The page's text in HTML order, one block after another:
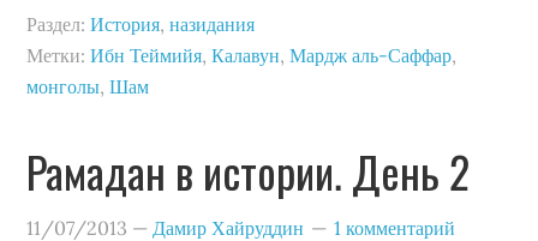
Раздел:История,назидания
Метки:Ибн Теймийя,Калавун,Мардж аль-Саффар,
монголы,Шам
Рамадан в истории. День 2
11/07/2013 —Дамир Хайруддин 1 комментарий